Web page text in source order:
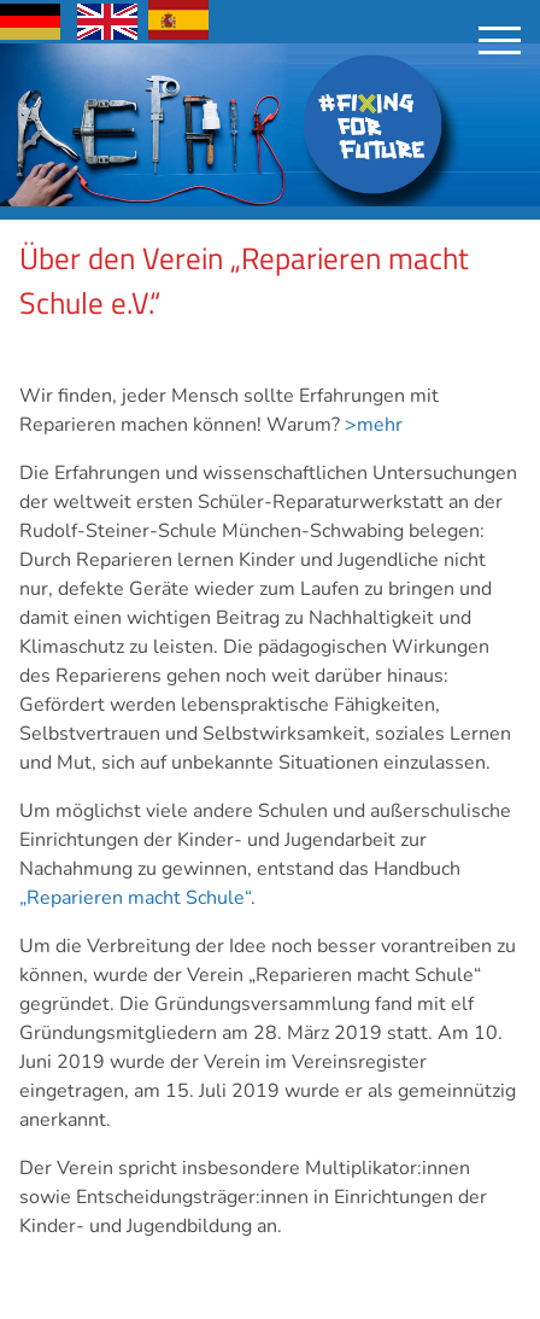
Über den Verein „Reparieren macht
Schule e.V.“
Wir finden, jeder Mensch sollte Erfahrungen mit
Reparieren machen können! Warum?>mehr
Die Erfahrungen und wissenschaftlichen Untersuchungen
der weltweit ersten Schüler-Reparaturwerkstatt an der
Rudolf-Steiner-Schule München-Schwabing belegen:
Durch Reparieren lernen Kinder und Jugendliche nicht
nur, defekte Geräte wieder zum Laufen zu bringen und
damit einen wichtigen Beitrag zu Nachhaltigkeit und
Klimaschutz zu leisten. Die pädagogischen Wirkungen
des Reparierens gehen noch weit darüber hinaus:
Gefördert werden lebenspraktische Fähigkeiten,
Selbstvertrauen und Selbstwirksamkeit, soziales Lernen
und Mut, sich auf unbekannte Situationen einzulassen.
Um möglichst viele andere Schulen und außerschulische
Einrichtungen der Kinder- und Jugendarbeit zur
Nachahmung zu gewinnen, entstand das Handbuch
„Reparieren macht Schule“.
Um die Verbreitung der Idee noch besser vorantreiben zu
können, wurde der Verein „Reparieren macht Schule“
gegründet. Die Gründungsversammlung fand mit elf
Gründungsmitgliedern am 28. März 2019 statt. Am 10.
Juni 2019 wurde der Verein im Vereinsregister
eingetragen, am 15. Juli 2019 wurde er als gemeinnützig
anerkannt.
Der Verein spricht insbesondere Multiplikator:innen
sowie Entscheidungsträger:innen in Einrichtungen der
Kinder- und Jugendbildung an.